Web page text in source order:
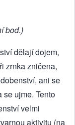
bod.)
dělají dojem,
zrnka zničena,
ani se
se ujme. Tento
velmi
aktivitu (na